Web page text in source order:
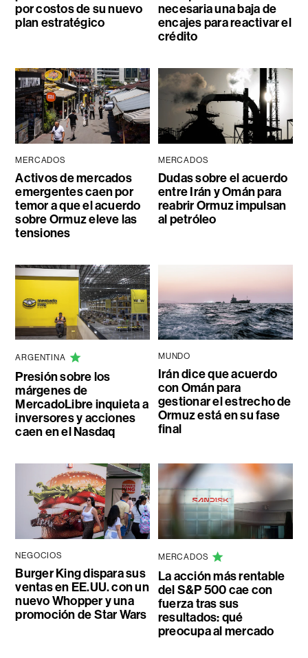
por costos de su nuevo
plan estratégico
necesaria una baja de
encajes para reactivar el
crédito
MERCADOS
Activos de mercados
emergentes caen por
temor a que el acuerdo
sobre Ormuz eleve las
tensiones
MERCADOS
Dudas sobre el acuerdo
entre Irán y Omán para
reabrir Ormuz impulsan
al petróleo
ARGENTINA
Presión sobre los
márgenes de
MercadoLibre inquieta a
inversores y acciones
caen en el Nasdaq
MUNDO
Irán dice que acuerdo
con Omán para
gestionar el estrecho de
Ormuz está en su fase
final
NEGOCIOS
Burger King dispara sus
ventas en EE.UU. con un
nuevo Whopper y una
promoción de Star Wars
MERCADOS
La acción más rentable
del S&P 500 cae con
fuerza tras sus
resultados: qué
preocupa al mercado